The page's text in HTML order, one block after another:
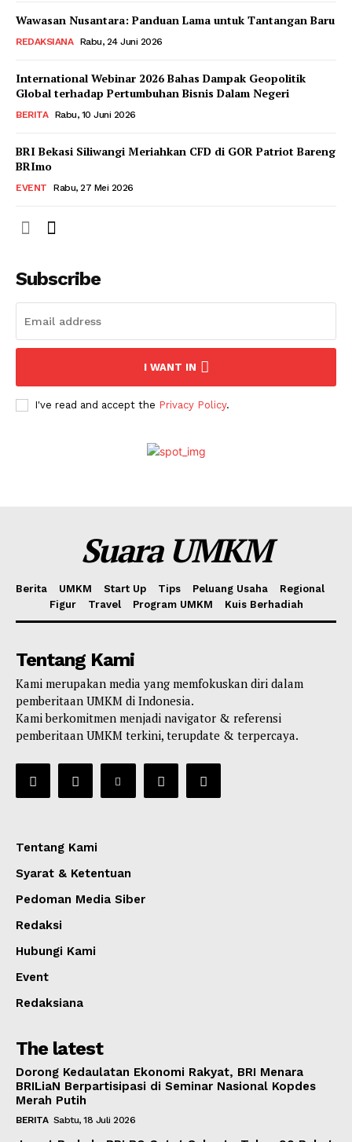
Wawasan Nusantara: Panduan Lama untuk Tantangan Baru
REDAKSIANA Rabu, 24 Juni 2026
International Webinar 2026 Bahas Dampak Geopolitik
Global terhadap Pertumbuhan Bisnis Dalam Negeri
BERITA Rabu, 10 Juni 2026
BRI Bekasi Siliwangi Meriahkan CFD di GOR Patriot Bareng
BRImo
EVENT Rabu, 27 Mei 2026
Subscribe
I WANT IN
I've read and accept the Privacy Policy.
Suara UMKM
Berita UMKM Start Up Tips Peluang Usaha
Regional
Figur
Travel Program UMKM Kuis Berhadiah
Tentang Kami
Kami merupakan media yang memfokuskan diri dalam
pemberitaan UMKM di Indonesia.
Kami berkomitmen menjadi navigator & referensi
pemberitaan UMKM terkini, terupdate & terpercaya.
Tentang Kami
Syarat & Ketentuan
Pedoman Media Siber
Redaksi
Hubungi Kami
Event
Redaksiana
The latest
Dorong Kedaulatan Ekonomi Rakyat, BRI Menara
BRILiaN Berpartisipasi di Seminar Nasional Kopdes
Merah Putih
BERITA Sabtu, 18 Juli 2026